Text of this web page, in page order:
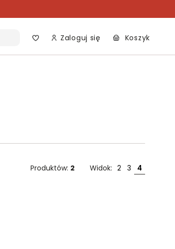
Zaloguj się Koszyk
Produktów: 2 Widok: 2 3 4